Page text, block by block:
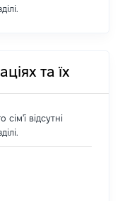
та їх
відсутні